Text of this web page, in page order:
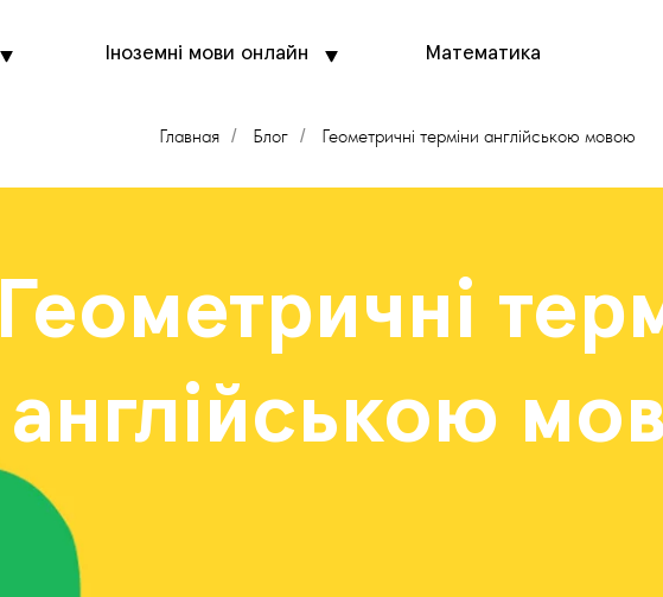
Іноземні мови онлайн Математика
Главная / Блог / Геометричні терміни англійською мовою
Геометричні
англійською